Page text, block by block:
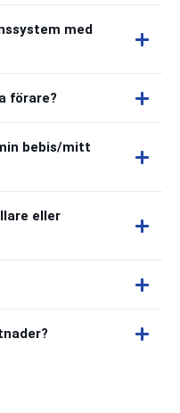
med
förare?
bebis/mitt
eller